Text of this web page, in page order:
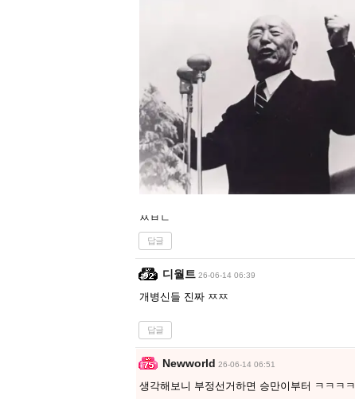
ㅆㅂㄴ
답글
디월트 26-06-14 06:39
개병신들 진짜 ㅉㅉ
답글
Newworld 26-06-14 06:51
생각해보니 부정선거하면 승만이부터 ㅋㅋㅋㅋ